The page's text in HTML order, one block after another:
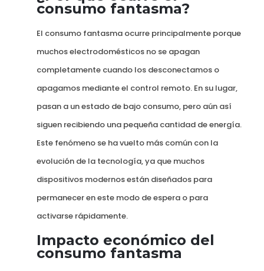
consumo fantasma?
El consumo fantasma ocurre principalmente porque
muchos electrodomésticos no se apagan
completamente cuando los desconectamos o
apagamos mediante el control remoto. En su lugar,
pasan a un estado de bajo consumo, pero aún así
siguen recibiendo una pequeña cantidad de energía.
Este fenómeno se ha vuelto más común con la
evolución de la tecnología, ya que muchos
dispositivos modernos están diseñados para
permanecer en este modo de espera o para
activarse rápidamente.
Impacto económico del
consumo fantasma